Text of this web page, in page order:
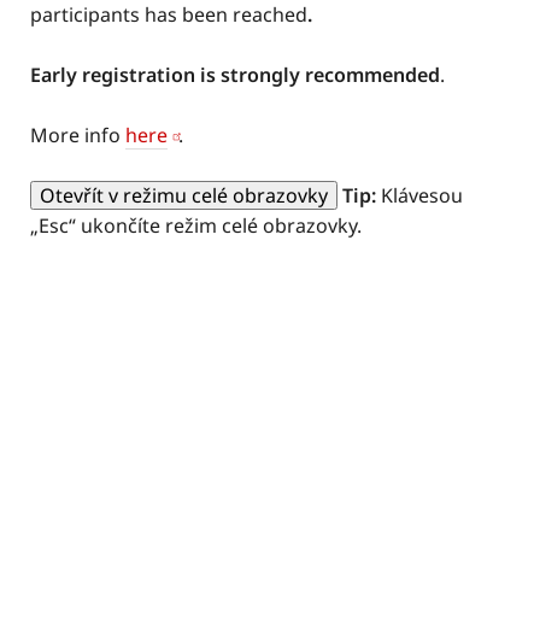
participants has been reached.
Early registration is strongly recommended.
More info here .
Otevřít v režimu celé obrazovky Tip: Klávesou
„Esc“ ukončíte režim celé obrazovky.